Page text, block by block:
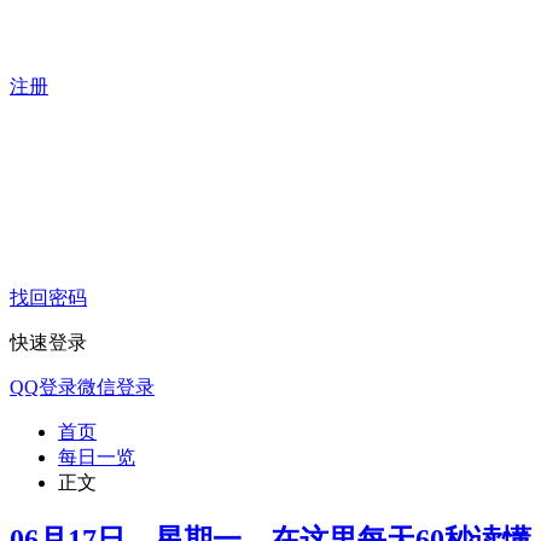
注册
找回密码
快速登录
QQ登录微信登录
首页
每日一览
正文